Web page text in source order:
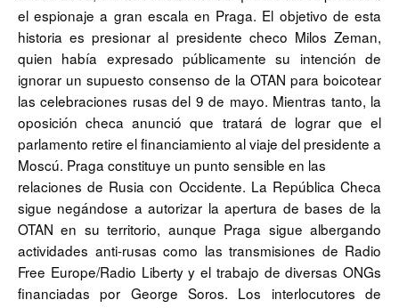
el espionaje a gran escala en Praga. El objetivo de esta
historia es presionar al presidente checo Milos Zeman,
quien había expresado públicamente su intención de
ignorar un supuesto consenso de la OTAN para boicotear
las celebraciones rusas del 9 de mayo. Mientras tanto, la
oposición checa anunció que tratará de lograr que el
parlamento retire el financiamiento al viaje del presidente a
Moscú. Praga constituye un punto sensible en las
relaciones de Rusia con Occidente. La República Checa
sigue negándose a autorizar la apertura de bases de la
OTAN en su territorio, aunque Praga sigue albergando
actividades anti-rusas como las transmisiones de Radio
Free Europe/Radio Liberty y el trabajo de diversas ONGs
financiadas por George Soros. Los interlocutores de